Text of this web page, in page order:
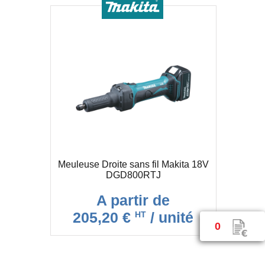
0
Meuleuse Droite sans fil Makita 18V
DGD800RTJ
A partir de
205,20 € HT / unité